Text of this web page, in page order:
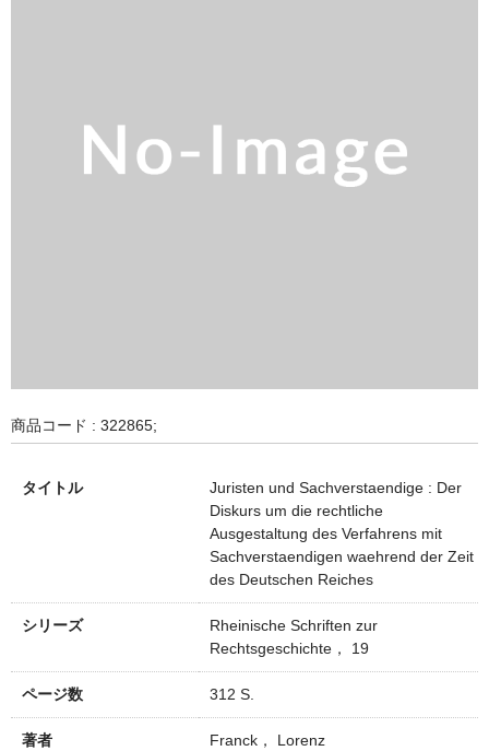
商品コード : 322865;
タイトル
Juristen und Sachverstaendige : Der
Diskurs um die rechtliche
Ausgestaltung des Verfahrens mit
Sachverstaendigen waehrend der Zeit
des Deutschen Reiches
シリーズ
Rheinische Schriften zur
Rechtsgeschichte， 19
ページ数 312 S.
著者 Franck， Lorenz